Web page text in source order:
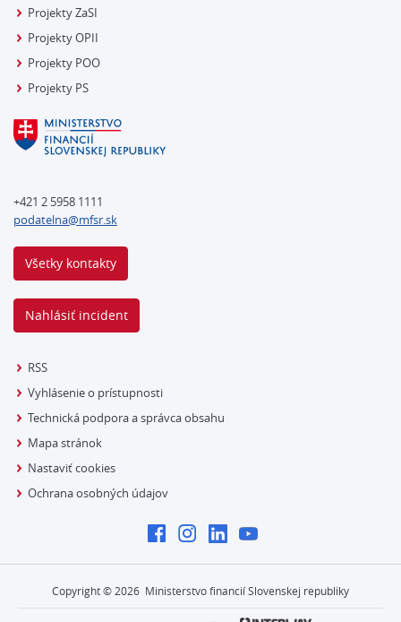
Projekty ZaSI
Projekty OPII
Projekty POO
Projekty PS
+421 2 5958 1111
podatelna@mfsr.sk
Všetky kontakty
Nahlásiť incident
RSS
Vyhlásenie o prístupnosti
Technická podpora a správca obsahu
Mapa stránok
Nastaviť cookies
Ochrana osobných údajov
Copyright © 2026 Ministerstvo financií Slovenskej republiky